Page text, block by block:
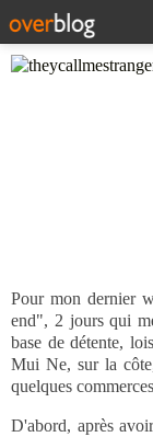
Pour mon dernier
end", 2 jours qui
base de détente,
Mui Ne, sur la
quelques
D'abord, après